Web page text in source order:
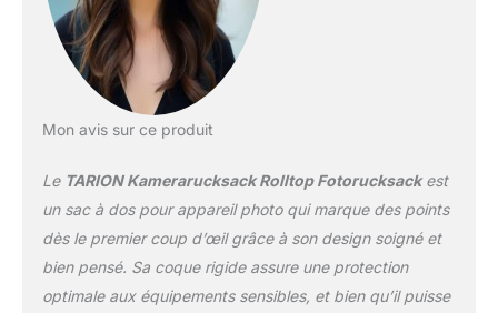
un accès rapide et un
espace supplémentaire
pour vêtements
solidement un ordinateur
portable 16 pouces. Une
sangle latérale maintient
un trépied et la sangle
arrière facilite les
voyages. Coque avant
Mon avis sur ce produit
Le TARION Kamerarucksack Rolltop Fotorucksackest
un sac à dos pour appareil photo qui marque des points
dès le premier coup d’œil grâce à son design soigné et
bien pensé. Sa coque rigide assure une protection
optimale aux équipements sensibles, et bien qu’il puisse